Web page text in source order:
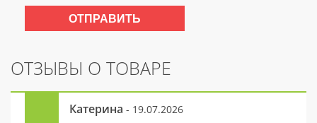
ОТЗЫВЫ О ТОВАРЕ
Катерина - 19.07.2026